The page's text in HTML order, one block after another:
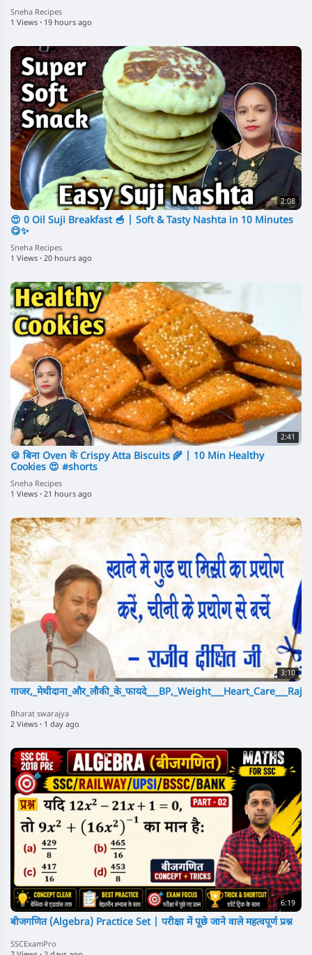
Sneha Recipes
1 Views · 19 hours ago
2:08
😍 0 Oil Suji Breakfast 🥣 | Soft & Tasty Nashta in 10 Minutes
😋✨
Sneha Recipes
1 Views · 20 hours ago
2:41
🍪 बिना Oven के Crispy Atta Biscuits 🌾 | 10 Min Healthy
Cookies 😍 #shorts
Sneha Recipes
1 Views · 21 hours ago
3:10
Bharat swarajya
2 Views · 1 day ago
6:19
बीजगणित (Algebra) Practice Set | परीक्षा में पूछे जाने वाले महत्वपूर्ण प्रश्न
SSCExamPro